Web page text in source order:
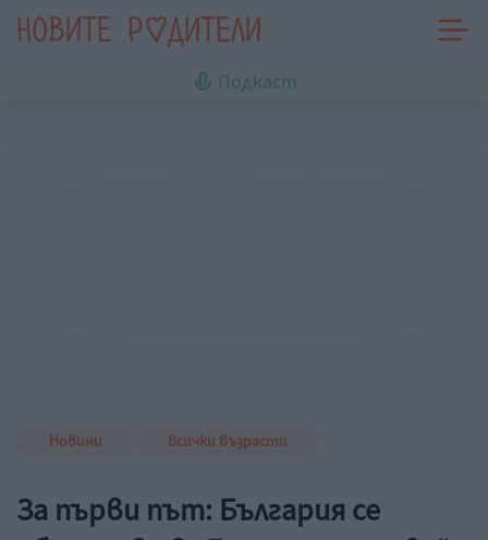
Подкаст
Новини Всички възрасти
За първи път: България се